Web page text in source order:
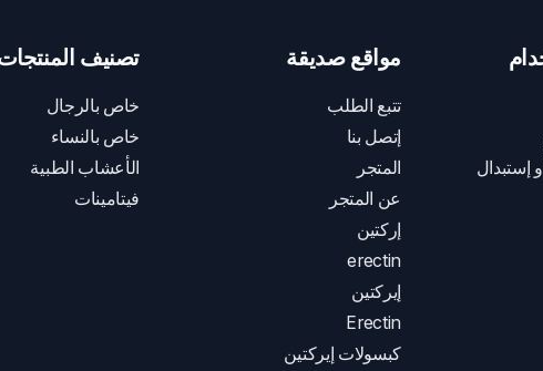
إستبدال
مواقع صديقة
تتبع الطلب
إتصل بنا
المتجر
عن المتجر
إركتين
erectin
إيركتين
Erectin
كبسولات إيركتين
تصنيف
خاص بالرجال
خاص بالنساء
الأعشاب الطبية
فيتامينات